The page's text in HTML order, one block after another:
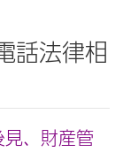
、財産管